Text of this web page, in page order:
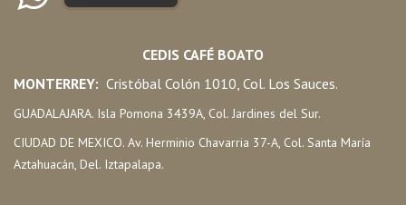
CEDIS CAFÉ BOATO
MONTERREY: Cristóbal Colón 1010, Col. Los Sauces.
GUADALAJARA. Isla Pomona 3439A, Col. Jardines del Sur.
CIUDAD DE MEXICO. Av. Herminio Chavarria 37-A, Col. Santa María
Aztahuacán, Del. Iztapalapa.